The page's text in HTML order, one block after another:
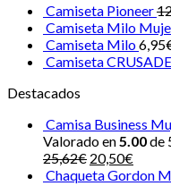
Camiseta Pioneer
Camiseta Milo
Camiseta Milo6,95
Camiseta
Destacados
Camisa Business
Valorado en5.00de
25,62€ 20,50€
Chaqueta Gordon